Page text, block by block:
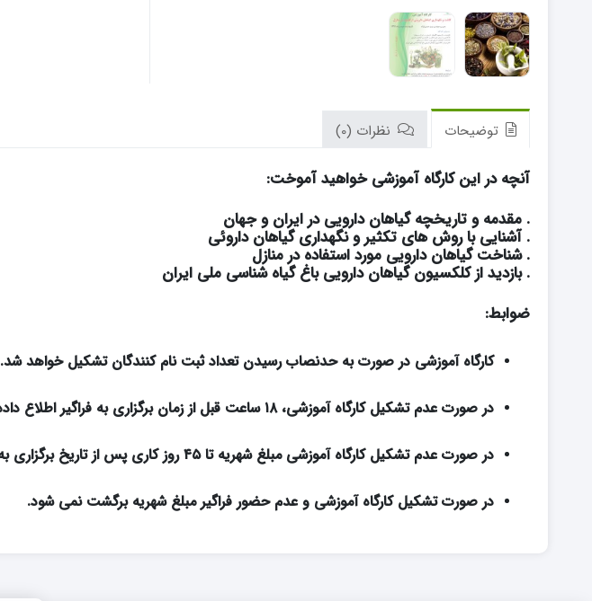
توضیحات نظرات (0)
آنچه در این کارگاه آموزشی خواهید آموخت:
. مقدمه و تاریخچه گیاهان دارویی در ایران و جهان
. آشنایی با روش های تکثیر و نگهداری گیاهان داروئی
. شناخت گیاهان دارویی مورد استفاده در منازل
. بازدید از کلکسیون گیاهان دارویی باغ گیاه شناسی ملی ایران
ضوابط:
کارگاه آموزشی در صورت به حدنصاب رسیدن تعداد ثبت­ نام کنندگان تشکیل خواهد شد.
در صورت عدم تشکیل کارگاه آموزشی، ۱۸ ساعت قبل از زمان برگزاری به فراگیر اطلاع داده خواهد شد.
در صورت عدم تشکیل کارگاه آموزشی مبلغ شهریه تا ۴۵ روز کاری پس از تاریخ برگزاری به حساب فراگیر محترم واریز می­ شود.
در صورت تشکیل کارگاه آموزشی و عدم حضور فراگیر مبلغ شهریه برگشت نمی­ شود.